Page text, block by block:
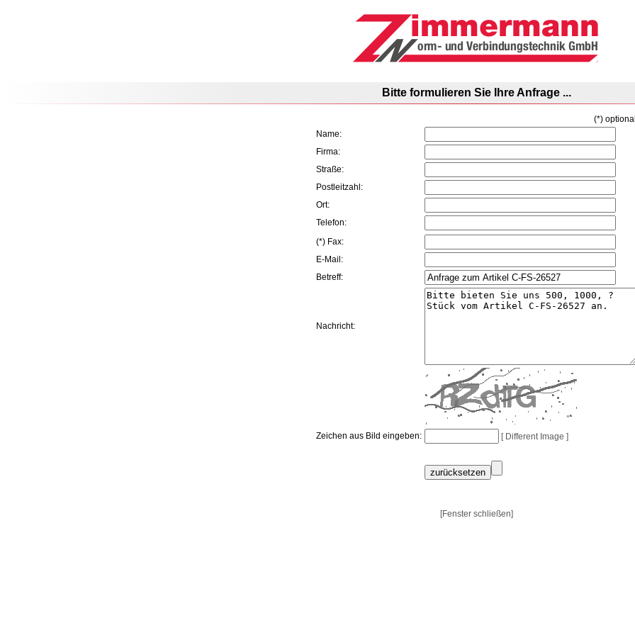
Bitte formulieren Sie Ihre Anfrage ...
(*)
Name:
Firma:
Straße:
Postleitzahl:
Ort:
Telefon:
(*) Fax:
E-Mail:
Betreff:
Nachricht:
Zeichen aus Bild eingeben: [ Different Image ]
[Fenster schließen]